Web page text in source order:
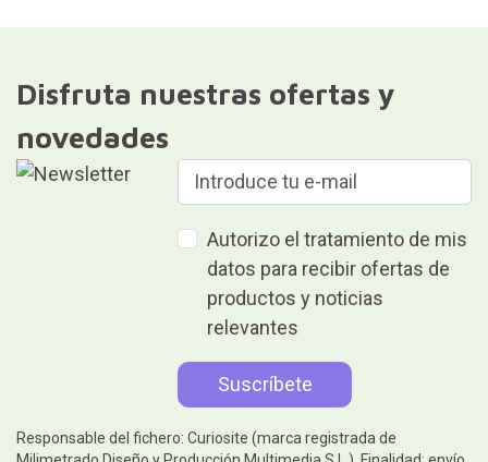
Disfruta nuestras ofertas y
novedades
Autorizo el tratamiento de mis
datos para recibir ofertas de
productos y noticias
relevantes
Responsable del fichero: Curiosite (marca registrada de